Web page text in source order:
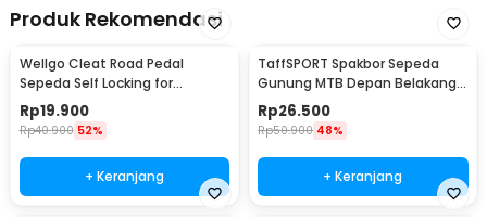
Produk Rekomendasi
Wellgo Cleat Road Pedal
Sepeda Self Locking for
Shimano SM-SH11 SPD-L
Rp19.900
Rp40.900 52%
+ Keranjang
TaffSPORT Spakbor Sepeda
Gunung MTB Depan Belakang
Anti Cipratan - Y901
Rp26.500
Rp50.900 48%
+ Keranjang